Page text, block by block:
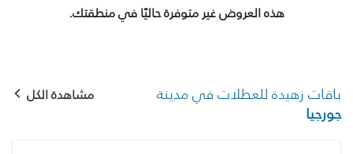
هذه العروض غير متوفرة حاليًا في منطقتك.
باقات زهيدة للعطلات في مدينة
جورجيا
مشاهدة الكل